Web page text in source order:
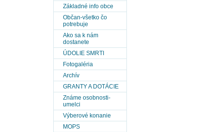
Základné info obce
Občan-všetko čo
potrebuje
Ako sa k nám
dostanete
ÚDOLIE SMRTI
Fotogaléria
Archív
GRANTY A DOTÁCIE
Známe osobnosti-
umelci
Výberové konanie
MOPS